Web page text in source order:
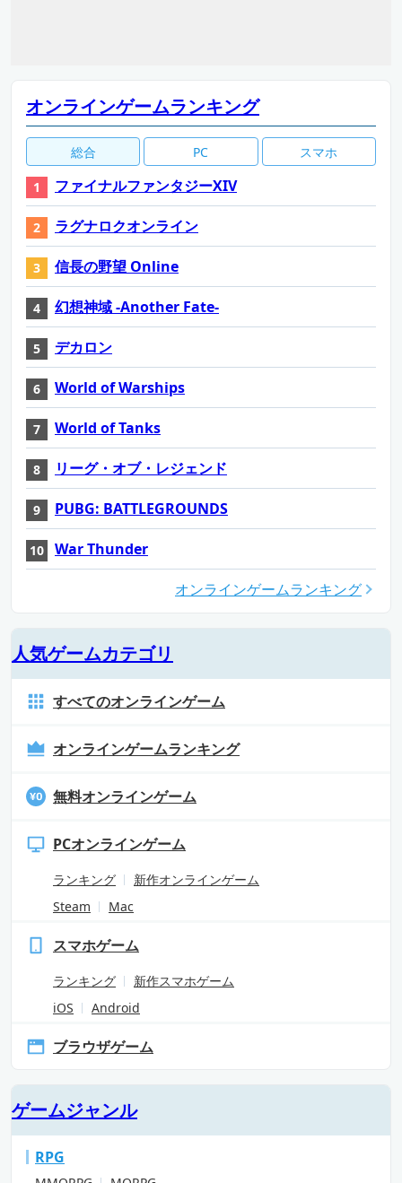
オンラインゲームランキング
総合 PC スマホ
ファイナルファンタジーXIV
ラグナロクオンライン
信長の野望 Online
幻想神域 -Another Fate-
デカロン
World of Warships
World of Tanks
リーグ・オブ・レジェンド
PUBG: BATTLEGROUNDS
War Thunder
オンラインゲームランキング
人気ゲームカテゴリ
すべてのオンラインゲーム
オンラインゲームランキング
無料オンラインゲーム
PCオンラインゲーム
ランキング
新作オンラインゲーム
Steam
Mac
スマホゲーム
ランキング
新作スマホゲーム
iOS
Android
ブラウザゲーム
ゲームジャンル
RPG